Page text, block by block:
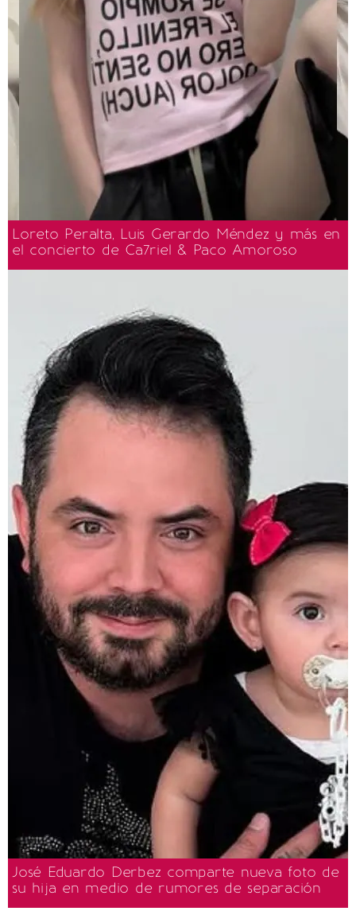
Loreto Peralta, Luis Gerardo Méndez y más en
el concierto de Ca7riel & Paco Amoroso
José Eduardo Derbez comparte nueva foto de
su hija en medio de rumores de separación